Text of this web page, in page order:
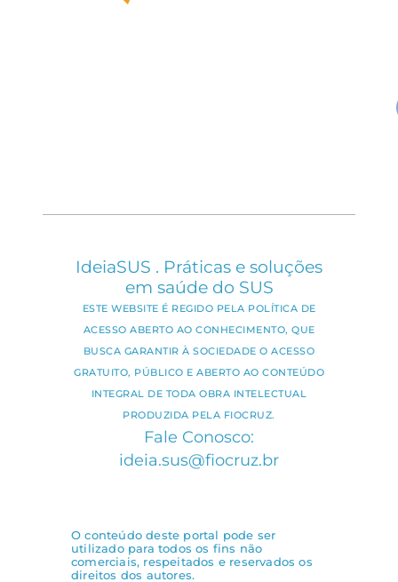
IdeiaSUS . Práticas e soluções
em saúde do SUS
ESTE WEBSITE É REGIDO PELA POLÍTICA DE
ACESSO ABERTO AO CONHECIMENTO, QUE
BUSCA GARANTIR À SOCIEDADE O ACESSO
GRATUITO, PÚBLICO E ABERTO AO CONTEÚDO
INTEGRAL DE TODA OBRA INTELECTUAL
PRODUZIDA PELA FIOCRUZ.
Fale Conosco:
ideia.sus@fiocruz.br
O conteúdo deste portal pode ser
utilizado para todos os fins não
comerciais, respeitados e reservados os
direitos dos autores.